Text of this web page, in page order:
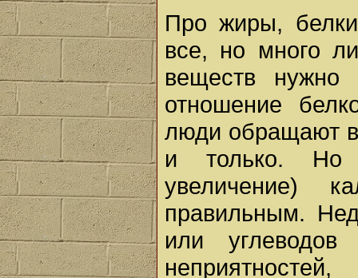
Про жиры,
все, но много
веществ
отношение
люди обращают
и только. Но
увеличение)
правильным.
или